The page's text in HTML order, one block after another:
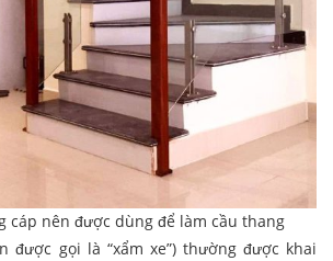
cáp nên được dùng để làm cầu thang
được gọi là “xẩm xe”) thường được khai